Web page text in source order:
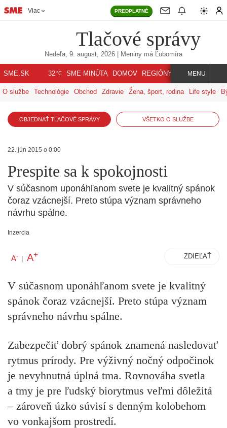
Viac PREDPLATNÉ
Tlačové správy
Nedeľa, 9. august, 2026 | Meniny má Ľubomíra
SME.SK 32℃ SME MINÚTA DOMOV REGIÓNY INDEX SVET
MENU
O službe Technológie Obchod Zdravie Žena, šport, rodina Life style
OBJEDNAŤ TLAČOVÉ SPRÁVY VŠETKO O SLUŽBE
22. jún 2015 o 0:00
Prespite sa k spokojnosti
V súčasnom uponáhľanom svete je kvalitný spánok
čoraz vzácnejší. Preto stúpa význam správneho
návrhu spálne.
Inzercia
A- | A+ ZDIEĽAŤ
V súčasnom uponáhľanom svete je kvalitný
spánok čoraz vzácnejší. Preto stúpa význam
správneho návrhu spálne.
Zabezpečiť dobrý spánok znamená nasledovať
rytmus prírody. Pre výživný nočný odpočinok
je nevyhnutná úplná tma. Rovnováha svetla
a tmy je pre ľudský biorytmus veľmi dôležitá
– zároveň úzko súvisí s denným kolobehom
vo vonkajšom prostredí.